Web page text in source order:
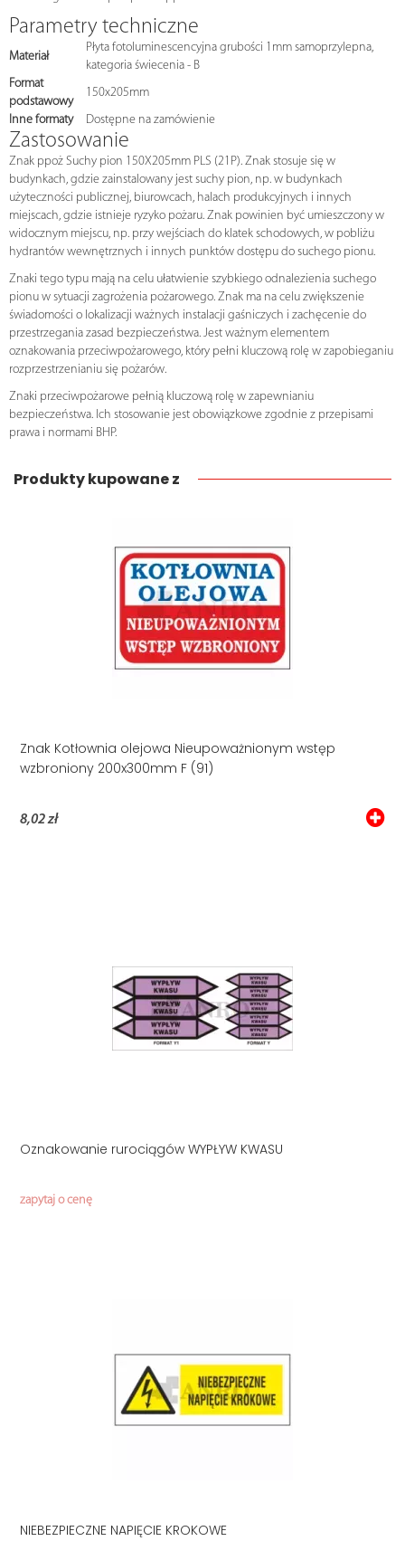
Parametry techniczne
Materiał
Płyta fotoluminescencyjna grubości 1mm samoprzylepna,
kategoria świecenia - B
Format
podstawowy
150x205mm
Inne formaty
Dostępne na zamówienie
Zastosowanie
Znak ppoż Suchy pion 150X205mm PLS (21P). Znak stosuje się w
budynkach, gdzie zainstalowany jest suchy pion, np. w budynkach
użyteczności publicznej, biurowcach, halach produkcyjnych i innych
miejscach, gdzie istnieje ryzyko pożaru. Znak powinien być umieszczony w
widocznym miejscu, np. przy wejściach do klatek schodowych, w pobliżu
hydrantów wewnętrznych i innych punktów dostępu do suchego pionu.
Znaki tego typu mają na celu ułatwienie szybkiego odnalezienia suchego
pionu w sytuacji zagrożenia pożarowego. Znak ma na celu zwiększenie
świadomości o lokalizacji ważnych instalacji gaśniczych i zachęcenie do
przestrzegania zasad bezpieczeństwa. Jest ważnym elementem
oznakowania przeciwpożarowego, który pełni kluczową rolę w zapobieganiu
rozprzestrzenianiu się pożarów.
Znaki przeciwpożarowe pełnią kluczową rolę w zapewnianiu
bezpieczeństwa. Ich stosowanie jest obowiązkowe zgodnie z przepisami
prawa i normami BHP.
Produkty kupowane z
Znak Kotłownia olejowa Nieupoważnionym wstęp
wzbroniony 200x300mm F (91)
8,02 zł
Oznakowanie rurociągów WYPŁYW KWASU
zapytaj o cenę
NIEBEZPIECZNE NAPIĘCIE KROKOWE